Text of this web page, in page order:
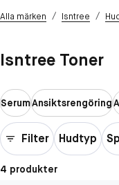
Alla märken / Isntree /
Isntree Toner
SerumAnsiktsrengöring
Filter Hudtyp
4 produkter